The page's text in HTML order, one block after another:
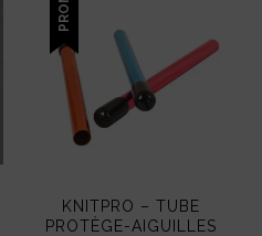
KNITPRO – TUBE
PROTÈGE-AIGUILLES